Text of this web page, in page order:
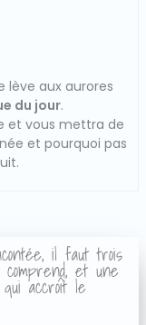
lève aux aurores
du jour.
et vous mettra de
et pourquoi pas
il faut trois
et une
accroît le